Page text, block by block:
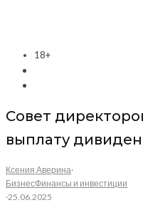
18+
Совет
выплату
Ксения Аверина·
БизнесФинансы и инвестиции
·25.06.2025